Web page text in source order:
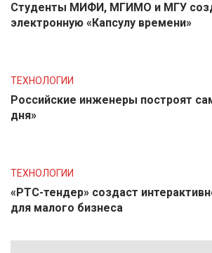
Студенты МИФИ, МГИМО и МГУ
электронную «Капсулу времени»
ТЕХНОЛОГИИ
Российские инженеры построят
дня»
ТЕХНОЛОГИИ
«РТС-тендер» создаст
для малого бизнеса